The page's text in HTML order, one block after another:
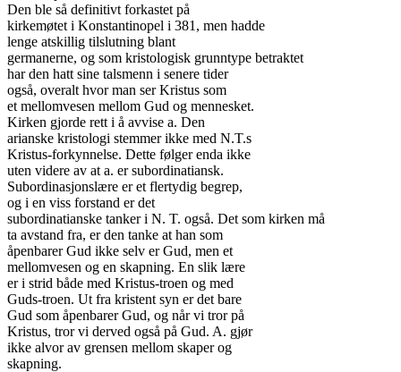
Den ble så definitivt forkastet på
kirkemøtet i Konstantinopel i 381, men hadde
lenge atskillig tilslutning blant
germanerne, og som kristologisk grunntype betraktet
har den hatt sine talsmenn i senere tider
også, overalt hvor man ser Kristus som
et mellomvesen mellom Gud og mennesket.
Kirken gjorde rett i å avvise a. Den
arianske kristologi stemmer ikke med N.T.s
Kristus-forkynnelse. Dette følger enda ikke
uten videre av at a. er subordinatiansk.
Subordinasjonslære er et flertydig begrep,
og i en viss forstand er det
subordinatianske tanker i N. T. også. Det som kirken må
ta avstand fra, er den tanke at han som
åpenbarer Gud ikke selv er Gud, men et
mellomvesen og en skapning. En slik lære
er i strid både med Kristus-troen og med
Guds-troen. Ut fra kristent syn er det bare
Gud som åpenbarer Gud, og når vi tror på
Kristus, tror vi derved også på Gud. A. gjør
ikke alvor av grensen mellom skaper og
skapning.